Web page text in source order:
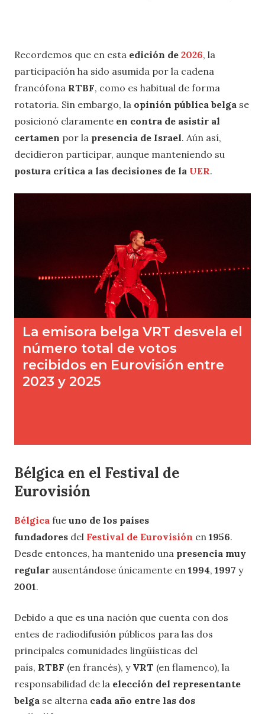
Recordemos que en esta edición de 2026, la
participación ha sido asumida por la cadena
francófona RTBF, como es habitual de forma
rotatoria. Sin embargo, la opinión pública belga se
posicionó claramente en contra de asistir al
certamen por la presencia de Israel. Aún así,
decidieron participar, aunque manteniendo su
postura crítica a las decisiones de la UER.
Bélgica en el Festival de
Eurovisión
Bélgica fue uno de los países
fundadores del Festival de Eurovisión en 1956.
Desde entonces, ha mantenido una presencia muy
regular ausentándose únicamente en 1994, 1997 y
2001.
Debido a que es una nación que cuenta con dos
entes de radiodifusión públicos para las dos
principales comunidades lingüísticas del
país, RTBF (en francés), y VRT (en flamenco), la
responsabilidad de la elección del representante
belga se alterna cada año entre las dos